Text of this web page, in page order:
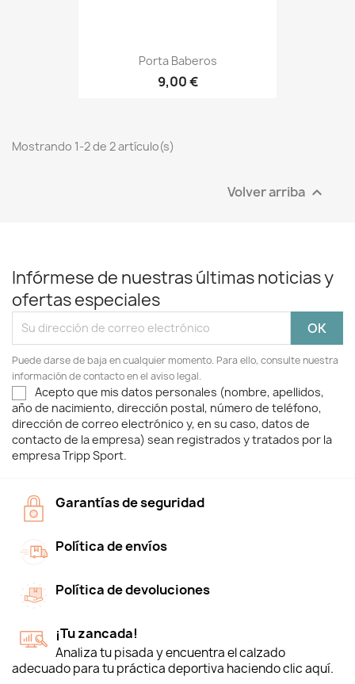
Porta Baberos
9,00 €
Mostrando 1-2 de 2 artículo(s)
Volver arriba 
Infórmese de nuestras últimas noticias y
ofertas especiales
Puede darse de baja en cualquier momento. Para ello, consulte nuestra
información de contacto en el aviso legal.
Acepto que mis datos personales (nombre, apellidos,
año de nacimiento, dirección postal, número de teléfono,
dirección de correo electrónico y, en su caso, datos de
contacto de la empresa) sean registrados y tratados por la
empresa Tripp Sport.
Garantías de seguridad
Política de envíos
Política de devoluciones
¡Tu zancada!
Analiza tu pisada y encuentra el calzado
adecuado para tu práctica deportiva haciendo clic aquí.